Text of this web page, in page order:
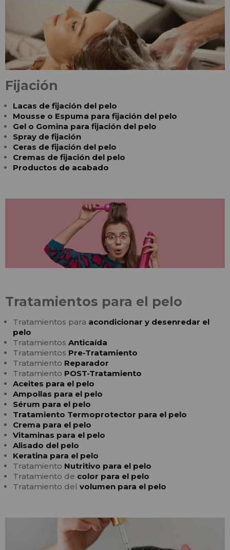
Fijación
Lacas de fijación del pelo
Mousse o Espuma para fijación del pelo
Gel o Gomina para fijación del pelo
Spray de fijación
Ceras de fijación del pelo
Cremas de fijación del pelo
Productos de acabado
Tratamientos para el pelo
Tratamientos para acondicionar y desenredar el
pelo
Tratamientos Anticaída
Tratamientos Pre-Tratamiento
Tratamiento Reparador
Tratamiento POST-Tratamiento
Aceites para el pelo
Ampollas para el pelo
Sérum para el pelo
Tratamiento Termoprotector para el pelo
Crema para el pelo
Vitaminas para el pelo
Alisado del pelo
Keratina para el pelo
Tratamiento Nutritivo para el pelo
Tratamiento de color para el pelo
Tratamiento del volumen para el pelo